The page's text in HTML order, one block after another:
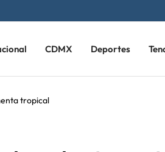
CDMX Deportes
tropical